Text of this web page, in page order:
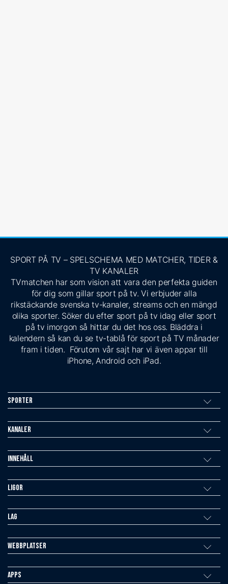
SPORT PÅ TV – SPELSCHEMA MED MATCHER, TIDER &
TV KANALER
TVmatchen har som vision att vara den perfekta guiden
för dig som gillar sport på tv. Vi erbjuder alla
rikstäckande svenska tv-kanaler, streams och en mängd
olika sporter. Söker du efter sport på tv idag eller sport
på tv imorgon så hittar du det hos oss. Bläddra i
kalendern så kan du se tv-tablå för sport på TV månader
fram i tiden. Förutom vår sajt har vi även appar till
iPhone, Android och iPad.
Sporter
Kanaler
Innehåll
Ligor
Lag
Webbplatser
Apps